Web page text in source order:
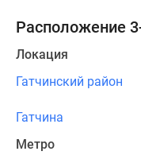
Расположение
Локация
Гатчинский район
Гатчина
Метро